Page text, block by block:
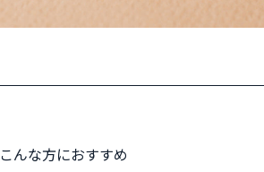
こんな方におすすめ